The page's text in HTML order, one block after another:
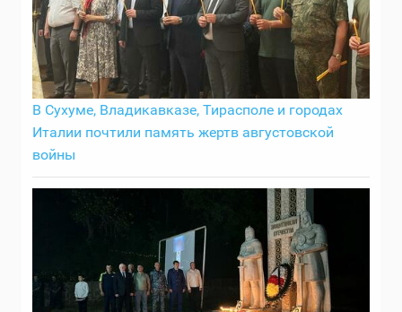
В Сухуме, Владикавказе, Тирасполе и городах
Италии почтили память жертв августовской
войны